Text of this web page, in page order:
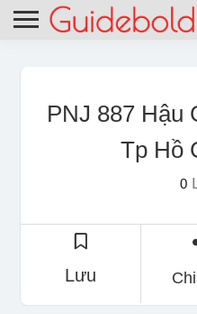
PNJ 887 Hậu
Tp Hồ
0
Lưu